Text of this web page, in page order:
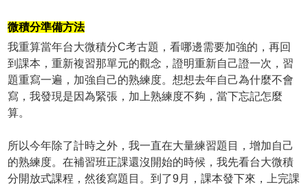
微積分準備方法
我重算當年台大微積分C考古題，看哪邊需要加強的，再回
到課本，重新複習那單元的觀念，證明重新自己證一次，習
題重寫一遍，加強自己的熟練度。想想去年自己為什麼不會
寫，我發現是因為緊張，加上熟練度不夠，當下忘記怎麼
算。
所以今年除了計時之外，我一直在大量練習題目，增加自己
的熟練度。在補習班正課還沒開始的時候，我先看台大微積
分開放式課程，然後寫題目。到了9月，課本發下來，上完課